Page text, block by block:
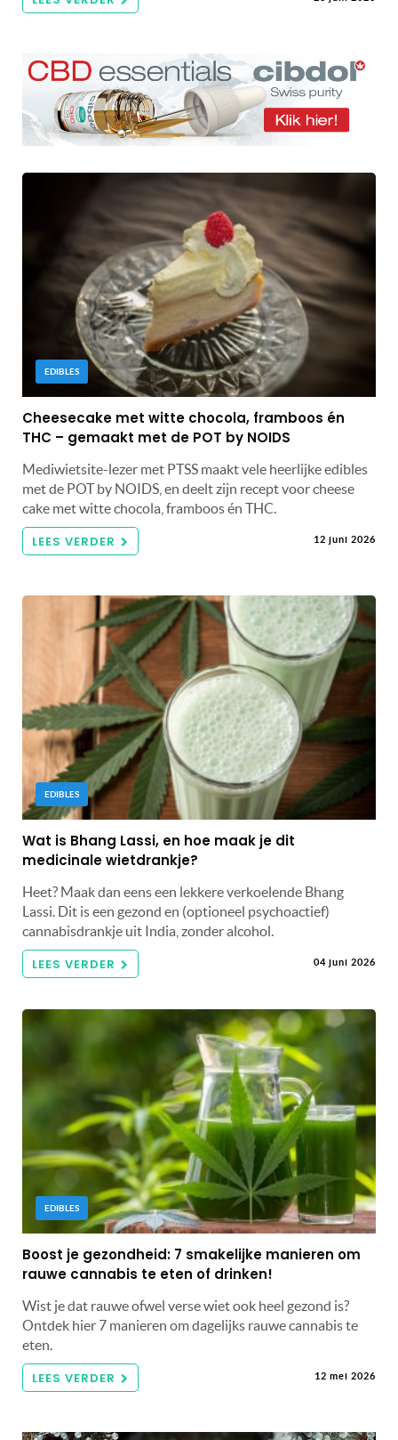
EDIBLES
Cheesecake met witte chocola, framboos én
THC – gemaakt met de POT by NOIDS
Mediwietsite-lezer met PTSS maakt vele heerlijke edibles
met de POT by NOIDS, en deelt zijn recept voor cheese
cake met witte chocola, framboos én THC.
LEES VERDER 12 juni 2026
EDIBLES
Wat is Bhang Lassi, en hoe maak je dit
medicinale wietdrankje?
Heet? Maak dan eens een lekkere verkoelende Bhang
Lassi. Dit is een gezond en (optioneel psychoactief)
cannabisdrankje uit India, zonder alcohol.
LEES VERDER 04 juni 2026
EDIBLES
Boost je gezondheid: 7 smakelijke manieren om
rauwe cannabis te eten of drinken!
Wist je dat rauwe ofwel verse wiet ook heel gezond is?
Ontdek hier 7 manieren om dagelijks rauwe cannabis te
eten.
LEES VERDER 12 mei 2026